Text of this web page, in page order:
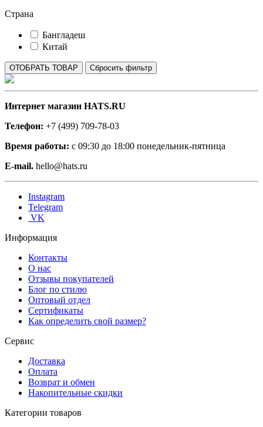
Страна
Бангладеш
Китай
Интернет магазин HATS.RU
Телефон: +7 (499) 709-78-03
Время работы: с 09:30 до 18:00 понедельник-пятница
E-mail. hello@hats.ru
Instagram
Telegram
VK
Информация
Контакты
О нас
Отзывы покупателей
Блог по стилю
Оптовый отдел
Сертификаты
Как определить свой размер?
Сервис
Доставка
Оплата
Возврат и обмен
Накопительные скидки
Категории товаров